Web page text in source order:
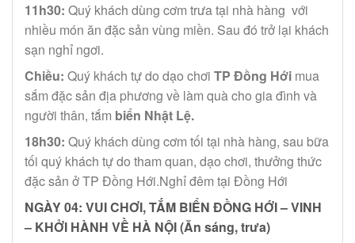
11h30: Quý khách dùng cơm trưa tại nhà hàng với
nhiều món ăn đặc sản vùng miền. Sau đó trở lại khách
sạn nghỉ ngơi.
Chiều: Quý khách tự do dạo chơi TP Đồng Hới mua
sắm đặc sản địa phương về làm quà cho gia đình và
người thân, tắm biển Nhật Lệ.
18h30: Quý khách dùng cơm tối tại nhà hàng, sau bữa
tối quý khách tự do tham quan, dạo chơi, thưởng thức
đặc sản ở TP Đồng Hới.Nghỉ đêm tại Đồng Hới
NGÀY 04: VUI CHƠI, TẮM BIỂN ĐỒNG HỚI – VINH
– KHỞI HÀNH VỀ HÀ NỘI(Ăn sáng, trưa)